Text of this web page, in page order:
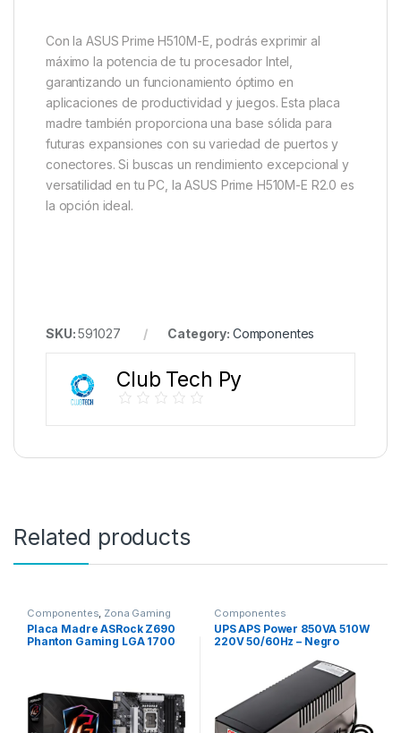
Con la ASUS Prime H510M-E, podrás exprimir al
máximo la potencia de tu procesador Intel,
garantizando un funcionamiento óptimo en
aplicaciones de productividad y juegos. Esta placa
madre también proporciona una base sólida para
futuras expansiones con su variedad de puertos y
conectores. Si buscas un rendimiento excepcional y
versatilidad en tu PC, la ASUS Prime H510M-E R2.0 es
la opción ideal.
SKU:591027 Category: Componentes
Club Tech Py
Related products
Componentes Zona Gaming
Placa Madre ASRock Z690
Phanton Gaming LGA 1700
Componentes
UPS APS Power 850VA 510W
220V 50/60Hz – Negro